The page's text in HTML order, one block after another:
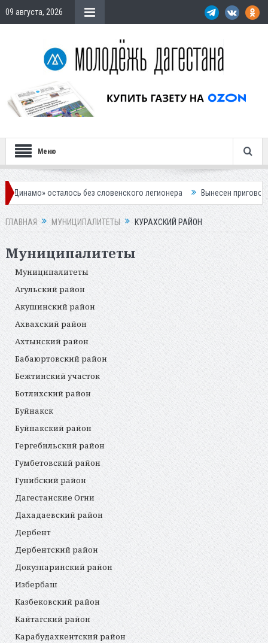
09 августа, 2026
Меню
осталось без словенского легионера Вынесен приговор по делу
ГЛАВНАЯ МУНИЦИПАЛИТЕТЫ КУРАХСКИЙ РАЙОН
Муниципалитеты
Муниципалитеты
Агульский район
Акушинский район
Ахвахский район
Ахтынский район
Бабаюртовский район
Бежтинский участок
Ботлихский район
Буйнакск
Буйнакский район
Гергебильский район
Гумбетовский район
Гунибский район
Дагестанские Огни
Дахадаевский район
Дербент
Дербентский район
Докузпаринский район
Избербаш
Казбековский район
Кайтагский район
Карабудахкентский район